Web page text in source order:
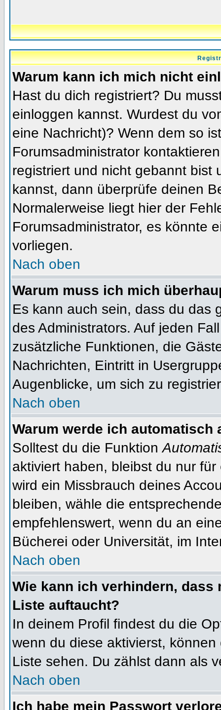
Warum kann ich mich nicht
Hast du dich registriert? Du
einloggen kannst. Wurdest du
eine Nachricht)? Wenn dem so
Forumsadministrator
registriert und nicht gebannt bist
kannst, dann überprüfe deinen
Normalerweise liegt hier der
Forumsadministrator, es könnte
vorliegen.
Nach oben
Warum muss ich mich
Es kann auch sein, dass du das
des Administrators. Auf jeden
zusätzliche Funktionen, die
Nachrichten, Eintritt in
Augenblicke, um sich zu
Nach oben
Warum werde ich automatisch
Solltest du die Funktion
aktiviert haben, bleibst du nur
wird ein Missbrauch deines
bleiben, wähle die
empfehlenswert, wenn du an
Bücherei oder Universität, im
Nach oben
Wie kann ich verhindern, dass
Liste auftaucht?
In deinem Profil findest du die
wenn du diese aktivierst,
Liste sehen. Du zählst dann als
Nach oben
Ich habe mein Passwort